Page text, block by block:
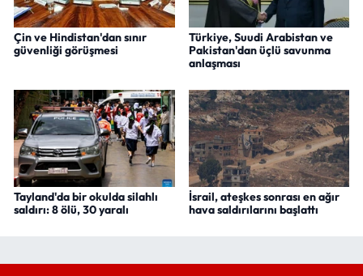
Çin ve Hindistan'dan sınır
güvenliği görüşmesi
Türkiye, Suudi Arabistan ve
Pakistan'dan üçlü savunma
anlaşması
Tayland'da bir okulda silahlı
saldırı: 8 ölü, 30 yaralı
İsrail, ateşkes sonrası en ağır
hava saldırılarını başlattı